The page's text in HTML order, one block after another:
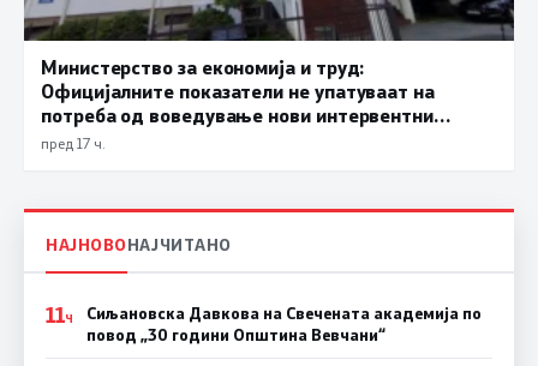
Министерство за економија и труд:
Официјалните показатели не упатуваат на
потреба од воведување нови интервентни
мерки, ценовните движења се стабилни
пред 17 ч.
НАЈНОВОНАЈЧИТАНО
11Ч
Сиљановска Давкова на Свечената академија по
повод „30 години Општина Вевчани“